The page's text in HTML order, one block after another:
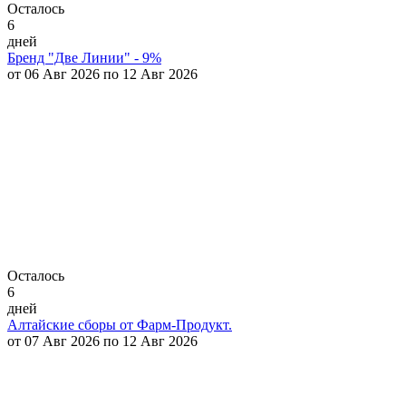
Осталось
6
дней
Бренд "Две Линии" - 9%
от 06 Авг 2026 по 12 Авг 2026
Осталось
6
дней
Алтайские сборы от Фарм-Продукт.
от 07 Авг 2026 по 12 Авг 2026